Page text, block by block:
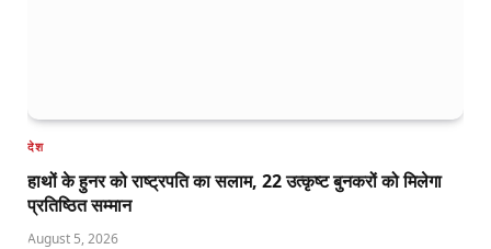
देश
हाथों के हुनर को राष्ट्रपति का सलाम, 22 उत्कृष्ट बुनकरों को मिलेगा
प्रतिष्ठित सम्मान
August 5, 2026